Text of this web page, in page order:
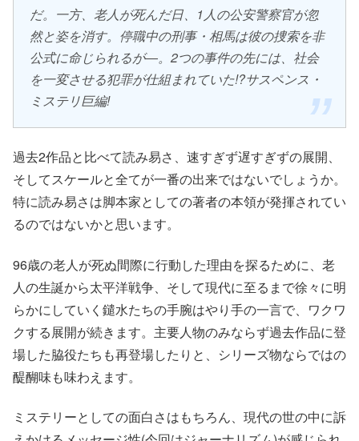
だ。一方、老人が死んだ日、1人の公安警察官が忽
然と姿を消す。停職中の刑事・相馬は彼の捜索を非
公式に命じられるが―。2つの事件の先には、社会
を一変させる犯罪が仕組まれていた!?サスペンス・
ミステリ巨編!
過去2作品と比べて読み易さ、速すぎず遅すぎずの展開、
そしてスケールと全てが一番の出来ではないでしょうか。
特に読み易さは脚本家としての著者の本領が発揮されてい
るのではないかと思います。
96歳の老人が死ぬ間際に行動した理由を探るために、老
人の生誕から太平洋戦争、そして現代に至るまで徐々に明
らかにしていく鑓水たちの手腕はやり手の一言で、ワクワ
クする展開が続きます。主要人物のみならず過去作品に登
場した脇役たちも再登場したりと、シリーズ物ならではの
醍醐味も味わえます。
ミステリーとしての面白さはもちろん、現代の世の中に訴